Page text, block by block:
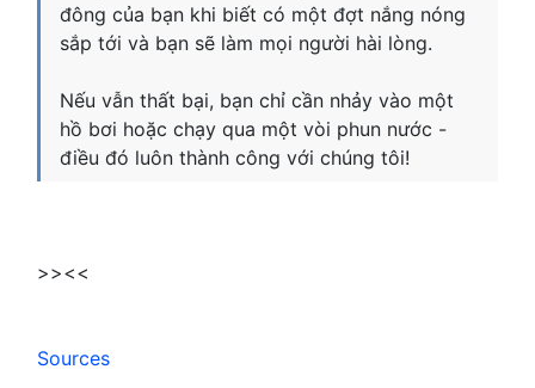
đông của bạn khi biết có một đợt nắng nóng
sắp tới và bạn sẽ làm mọi người hài lòng.
Nếu vẫn thất bại, bạn chỉ cần nhảy vào một
hồ bơi hoặc chạy qua một vòi phun nước -
điều đó luôn thành công với chúng tôi!
>><<
Sources